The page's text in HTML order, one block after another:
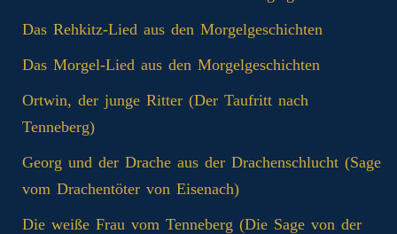
Das Rehkitz-Lied aus den Morgelgeschichten
Das Morgel-Lied aus den Morgelgeschichten
Ortwin, der junge Ritter (Der Taufritt nach
Tenneberg)
Georg und der Drache aus der Drachenschlucht (Sage
vom Drachentöter von Eisenach)
Die weiße Frau vom Tenneberg (Die Sage von der